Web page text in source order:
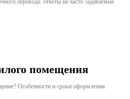
перевода: ответы на часто задаваемые
помещения
Особенности и сроки оформления